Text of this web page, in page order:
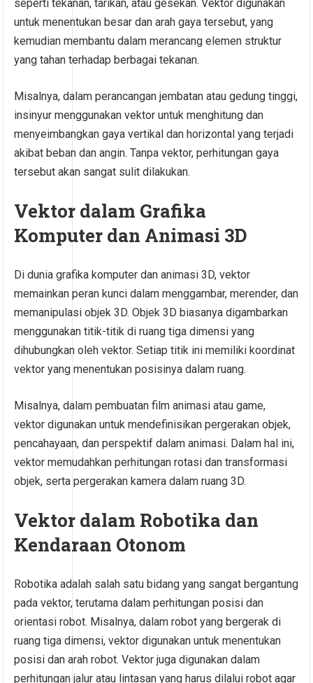
seperti tekanan, tarikan, atau gesekan. Vektor digunakan
untuk menentukan besar dan arah gaya tersebut, yang
kemudian membantu dalam merancang elemen struktur
yang tahan terhadap berbagai tekanan.
Misalnya, dalam perancangan jembatan atau gedung tinggi,
insinyur menggunakan vektor untuk menghitung dan
menyeimbangkan gaya vertikal dan horizontal yang terjadi
akibat beban dan angin. Tanpa vektor, perhitungan gaya
tersebut akan sangat sulit dilakukan.
Vektor dalam Grafika
Komputer dan Animasi 3D
Di dunia grafika komputer dan animasi 3D, vektor
memainkan peran kunci dalam menggambar, merender, dan
memanipulasi objek 3D. Objek 3D biasanya digambarkan
menggunakan titik-titik di ruang tiga dimensi yang
dihubungkan oleh vektor. Setiap titik ini memiliki koordinat
vektor yang menentukan posisinya dalam ruang.
Misalnya, dalam pembuatan film animasi atau game,
vektor digunakan untuk mendefinisikan pergerakan objek,
pencahayaan, dan perspektif dalam animasi. Dalam hal ini,
vektor memudahkan perhitungan rotasi dan transformasi
objek, serta pergerakan kamera dalam ruang 3D.
Vektor dalam Robotika dan
Kendaraan Otonom
Robotika adalah salah satu bidang yang sangat bergantung
pada vektor, terutama dalam perhitungan posisi dan
orientasi robot. Misalnya, dalam robot yang bergerak di
ruang tiga dimensi, vektor digunakan untuk menentukan
posisi dan arah robot. Vektor juga digunakan dalam
perhitungan jalur atau lintasan yang harus dilalui robot agar